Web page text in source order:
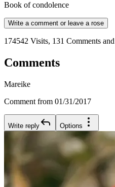
Book of condolence
Write a comment or leave a rose
174542 Visits, 131 Comments
Comments
Mareike
Comment from 01/31/2017
Write reply Options